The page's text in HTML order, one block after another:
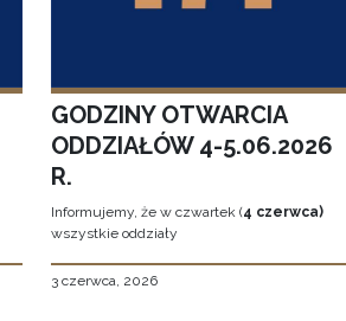
GODZINY OTWARCIA
ODDZIAŁÓW 4-5.06.2026
R.
Informujemy, że w czwartek (4 czerwca)
wszystkie oddziały
3 czerwca, 2026